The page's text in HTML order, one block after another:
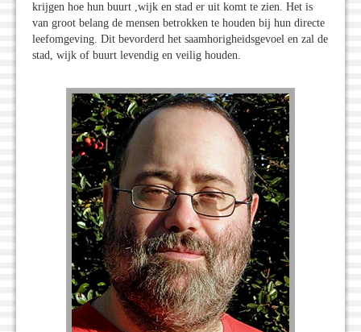
krijgen hoe hun buurt ,wijk en stad er uit komt te zien. Het is
van groot belang de mensen betrokken te houden bij hun directe
leefomgeving. Dit bevorderd het saamhorigheidsgevoel en zal de
stad, wijk of buurt levendig en veilig houden.